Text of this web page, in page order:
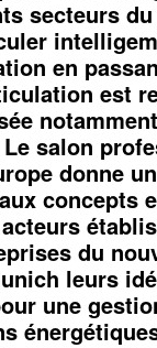
secteurs
en
est
salon
donne
concepts
du
leurs
une